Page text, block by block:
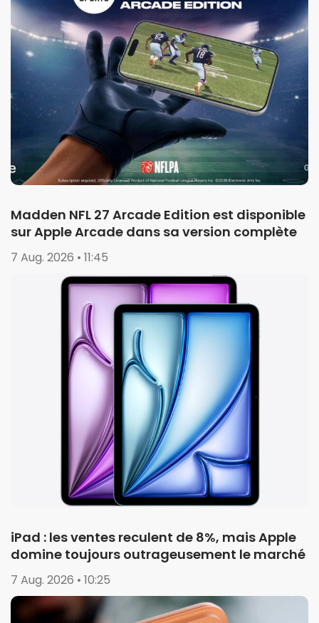
Madden NFL 27 Arcade Edition est disponible
sur Apple Arcade dans sa version complète
7 Aug. 2026 • 11:45
iPad : les ventes reculent de 8%, mais Apple
domine toujours outrageusement le marché
7 Aug. 2026 • 10:25